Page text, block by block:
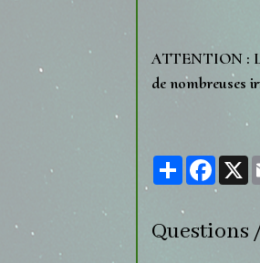
ATTENTION :
de nombreuses
Partager X
Questions